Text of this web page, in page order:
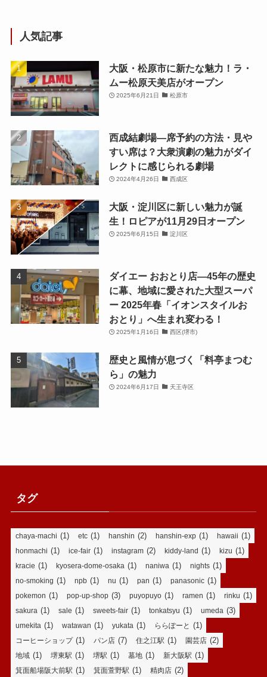
人気記事
大阪・松原市に新たな魅力！ラ・
ムー松原天美店がオープン
2025年6月21日 松原市
西成結劇場—席予約の方法・見や
すい席は？大衆演劇の魅力がダイ
レクトに感じられる劇場
2024年4月26日 西成区
大阪・淀川区に新しい魅力が誕
生！ロピアが11月29日オープン
2025年6月15日 淀川区
ダイエー おおとり店—45年の歴史
に幕、地域に愛された大型スーパ
ー 2025年春「イオンスタイルお
おとり」へ生まれ変わる！
2025年1月16日 西区(堺市)
歴史と風情が息づく「料亭まつむ
ら」の魅力
2024年6月17日 天王寺区
タグ
chaya-machi (1) etc (1) hanshin (2) hanshin-exp (1) hawaii (1)
honmachi (1) ice-fair (1) instagram (2) kiddy-land (1) kizu (1)
kracie (1) kyosera-dome-osaka (1) naniwa (1) nights (1)
no-smoking (1) npb (1) nu (1) pan (1) panasonic (1)
pokemon (1) pop-up-shop (3) puyopuyo (1) ramen (1) rinku (1)
sakura (1) sale (1) sweets-fair (1) tonkatsyu (1) umeda (3)
umekita (1) watawan (1) yukata (1) ららぽーと (1)
コーヒーショップ(1) パン店 (7) 住之江駅 (1) 園芸店 (2)
地域 (1) 堺東駅 (1) 堺駅 (1) 墓地 (1) 新大阪駅 (1)
箕面船場阪大前駅 (1) 箕面萱野駅 (1) 精肉店 (2)